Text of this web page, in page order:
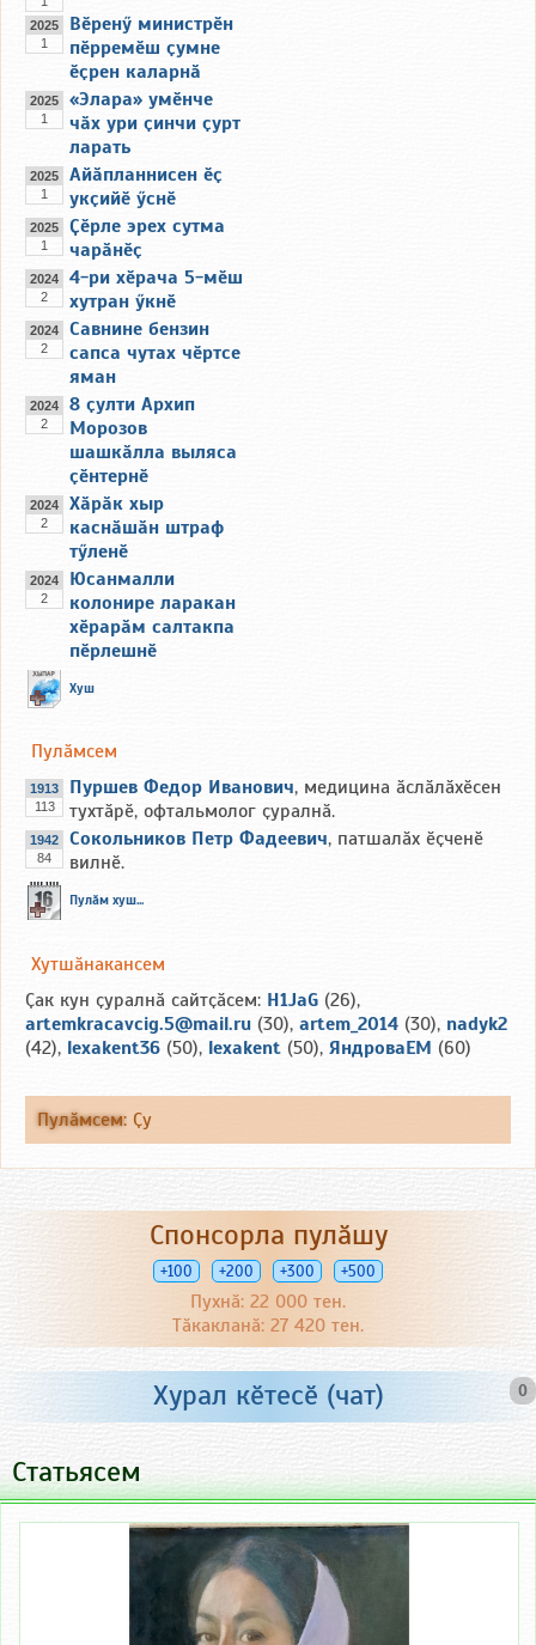
2025
1
Вӗренӳ министрӗн
пӗрремӗш ҫумне
ӗҫрен каларнӑ
2025
1
«Элара» умӗнче
чӑх ури ҫинчи ҫурт
ларать
2025
1
Айӑпланнисен ӗҫ
укҫийӗ ӳснӗ
2025
1
Ҫӗрле эрех сутма
чарӑнӗҫ
2024
2
4-ри хӗрача 5-мӗш
хутран ӳкнӗ
2024
2
Савнине бензин
сапса чутах чӗртсе
яман
2024
2
8 ҫулти Архип
Морозов
шашкӑлла выляса
ҫӗнтернӗ
2024
2
Хӑрӑк хыр
каснӑшӑн штраф
тӳленӗ
2024
2
Юсанмалли
колонире ларакан
хӗрарӑм салтакпа
пӗрлешнӗ
Хуш
Пулӑмсем
1913
113
Пуршев Федор Иванович, медицина ӑслӑлӑхӗсен
тухтӑрӗ, офтальмолог ҫуралнӑ.
1942
84
Сокольников Петр Фадеевич, патшалӑх ӗҫченӗ
вилнӗ.
Пулӑм хуш...
Хутшӑнакансем
Ҫак кун ҫуралнӑ сайтҫӑсем: H1JaG (26),
artemkracavcig.5@mail.ru (30), artem_2014 (30), nadyk2
(42), lexakent36 (50), lexakent (50), ЯндроваЕМ (60)
Пулӑмсем: Ҫу
Спонсорла пулӑшу
+100 +200 +300 +500
Пухнӑ: 22 000 тен.
Тӑкакланӑ: 27 420 тен.
0
Хурал кӗтесӗ (чат)
Статьясем